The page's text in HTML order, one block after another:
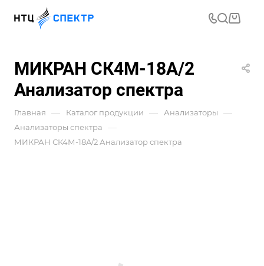
МИКРАН СК4М-18A/2
Анализатор спектра
Главная — Каталог продукции — Анализаторы —
Анализаторы спектра —
МИКРАН СК4М-18A/2 Анализатор спектра